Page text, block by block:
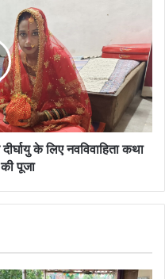
के लिए नवविवाहिता कथा
पूजा